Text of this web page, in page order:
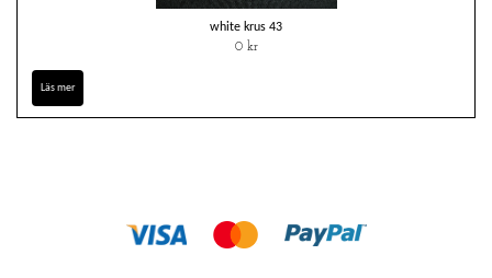
white krus 43
0 kr
Läs mer